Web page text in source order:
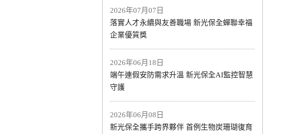
2026年07月07日
落實人才永續與友善職場 新光保全蟬聯幸福
企業優質獎
2026年06月18日
端午連假安防需求升溫 新光保全AI監控智慧
守護
2026年06月08日
新光保全攜手跨界夥伴 首例生物炭珊瑚復育